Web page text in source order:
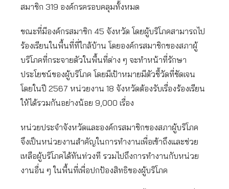
สมาชิก 319 องค์กรครอบคลุมทั้งหมด
ขณะที่มีองค์กรสมาชิก 45 จังหวัด โดยผู้บริโภคสามารถไป
ร้องเรียนในพื้นที่ที่ใกล้บ้าน โดยองค์กรสมาชิกของสภาผู้
บริโภคที่กระจายตัวในพื้นที่ต่าง ๆ จะทำหน้าที่รักษา
ประโยชน์ของผู้บริโภค โดยมีเป้าหมายมีตัวชี้วัดที่ชัดเจน
โดยในปี 2567 หน่วยงาน 18 จังหวัดต้องรับเรื่องร้องเรียน
ให้ได้รวมกันอย่างน้อย 9,000 เรื่อง
หน่วยประจำจังหวัดและองค์กรสมาชิกของสภาผู้บริโภค
จึงเป็นหน่วยงานสำคัญในการทำงานเพื่อเข้าถึงและช่วย
เหลือผู้บริโภคได้ทันท่วงที รวมไปถึงการทำงานกับหน่วย
งานอื่น ๆ ในพื้นที่เพื่อปกป้องสิทธิของผู้บริโภค